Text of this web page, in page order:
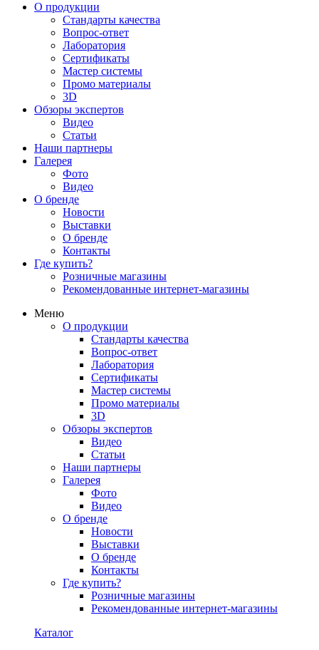
О продукции
Стандарты качества
Вопрос-ответ
Лаборатория
Сертификаты
Мастер системы
Промо материалы
3D
Обзоры экспертов
Видео
Статьи
Наши партнеры
Галерея
Фото
Видео
О бренде
Новости
Выставки
О бренде
Контакты
Где купить?
Розничные магазины
Рекомендованные интернет-магазины
Меню
О продукции
Стандарты качества
Вопрос-ответ
Лаборатория
Сертификаты
Мастер системы
Промо материалы
3D
Обзоры экспертов
Видео
Статьи
Наши партнеры
Галерея
Фото
Видео
О бренде
Новости
Выставки
О бренде
Контакты
Где купить?
Розничные магазины
Рекомендованные интернет-магазины
Каталог